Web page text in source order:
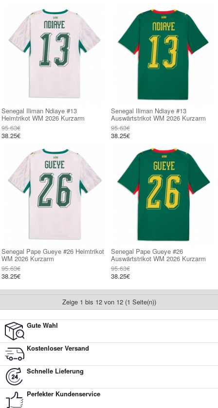
Senegal Iliman Ndiaye #13
Heimtrikot WM 2026 Kurzarm
95.63€
38.25€
Senegal Iliman Ndiaye #13
Auswärtstrikot WM 2026 Kurzarm
95.63€
38.25€
Senegal Pape Gueye #26 Heimtrikot
WM 2026 Kurzarm
95.63€
38.25€
Senegal Pape Gueye #26
Auswärtstrikot WM 2026 Kurzarm
95.63€
38.25€
Zeige 1 bis 12 von 12 (1 Seite(n))
Gute Wahl
Kostenloser Versand
Schnelle Lieferung
Perfekter Kundenservice